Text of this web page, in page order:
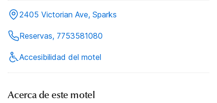
2405 Victorian Ave, Sparks
Reservas, 7753581080
Accesibilidad del motel
Acerca de este motel